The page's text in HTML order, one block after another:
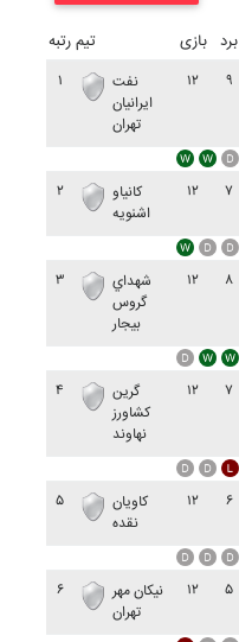
رتبه تیم بازی برد
۱
نفت
ايرانيان
تهران
۱۲ ۹
۲
کانياو
اشنويه
۱۲ ۷
۳
شهداي
گروس
بيجار
۱۲ ۸
۴
گرين
کشاورز
نهاوند
۱۲ ۷
۵
کاويان
نقده
۱۲ ۶
۶
نيکان مهر
تهران
۱۲ ۵